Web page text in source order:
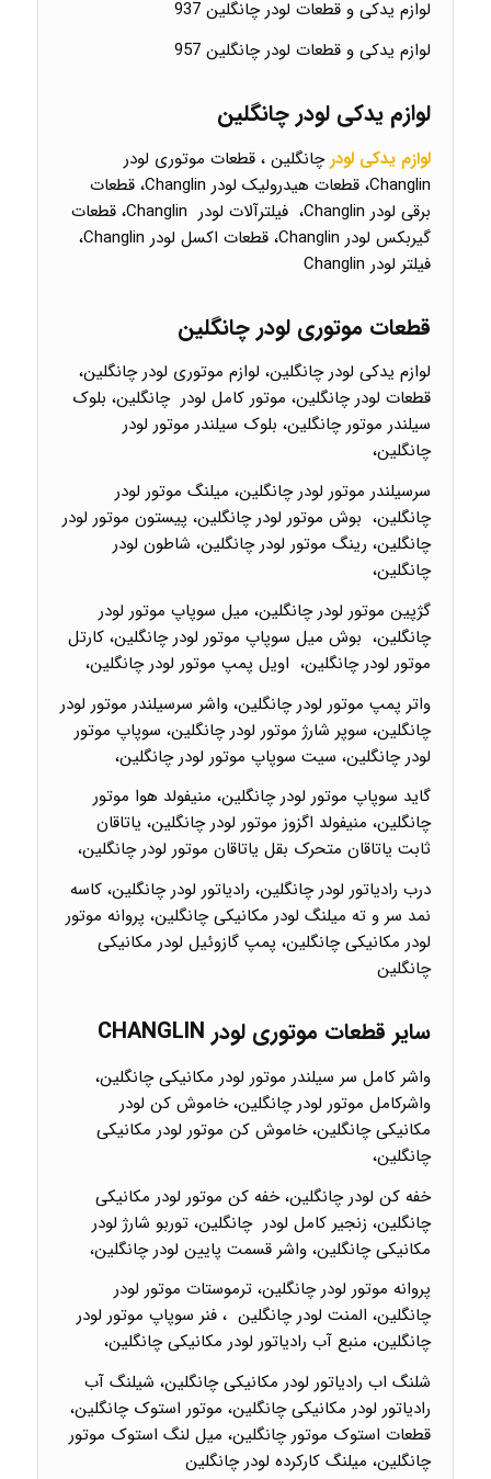
لوازم یدکی و قطعات لودر چانگلین 937
لوازم یدکی و قطعات لودر چانگلین 957
لوازم یدکی لودر چانگلین
لوازم یدکی لودر چانگلین ، قطعات موتوری لودر
Changlin، قطعات هیدرولیک لودر Changlin، قطعات
برقی لودر Changlin، فیلترآلات لودر Changlin، قطعات
گیربکس لودر Changlin، قطعات اکسل لودر Changlin،
فیلتر لودر Changlin
قطعات موتوری لودر چانگلین
لوازم یدکی لودر چانگلین، لوازم موتوری لودر چانگلین،
قطعات لودر چانگلین، موتور کامل لودر چانگلین، بلوک
سیلندر موتور چانگلین، بلوک سیلندر موتور لودر
چانگلین،
سرسیلندر موتور لودر چانگلین، میلنگ موتور لودر
چانگلین، بوش موتور لودر چانگلین، پیستون موتور لودر
چانگلین، رینگ موتور لودر چانگلین، شاطون لودر
چانگلین،
گژپین موتور لودر چانگلین، میل سوپاپ موتور لودر
چانگلین، بوش میل سوپاپ موتور لودر چانگلین، کارتل
موتور لودر چانگلین، اویل پمپ موتور لودر چانگلین،
واتر پمپ موتور لودر چانگلین، واشر سرسیلندر موتور لودر
چانگلین، سوپر شارژ موتور لودر چانگلین، سوپاپ موتور
لودر چانگلین، سیت سوپاپ موتور لودر چانگلین،
گاید سوپاپ موتور لودر چانگلین، منیفولد هوا موتور
چانگلین، منیفولد اگزوز موتور لودر چانگلین، یاتاقان
ثابت یاتاقان متحرک بقل یاتاقان موتور لودر چانگلین،
درب رادیاتور لودر چانگلین، رادیاتور لودر چانگلین، کاسه
نمد سر و ته میلنگ لودر مکانیکی چانگلین، پروانه موتور
لودر مکانیکی چانگلین، پمپ گازوئیل لودر مکانیکی
چانگلین
سایر قطعات موتوری لودر CHANGLIN
واشر کامل سر سیلندر موتور لودر مکانیکی چانگلین،
واشرکامل موتور لودر چانگلین، خاموش کن لودر
مکانیکی چانگلین، خاموش کن موتور لودر مکانیکی
چانگلین،
خفه کن لودر چانگلین، خفه کن موتور لودر مکانیکی
چانگلین، زنجیر کامل لودر چانگلین، توربو شارژ لودر
مکانیکی چانگلین، واشر قسمت پایین لودر چانگلین،
پروانه موتور لودر چانگلین، ترموستات موتور لودر
چانگلین، المنت لودر چانگلین ، فنر سوپاپ موتور لودر
چانگلین، منبع آب رادیاتور لودر مکانیکی چانگلین،
شلنگ اب رادیاتور لودر مکانیکی چانگلین، شیلنگ آب
رادیاتور لودر مکانیکی چانگلین، موتور استوک چانگلین،
قطعات استوک موتور چانگلین، میل لنگ استوک موتور
چانگلین، میلنگ کارکرده لودر چانگلین